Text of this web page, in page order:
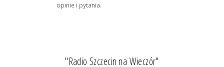
opinie i pytania.
"Radio Szczecin na Wieczór"